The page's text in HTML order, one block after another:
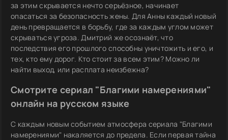
за этим скрывается нечто серьёзное, начинает
опасаться за безопасность жены. Для Анны каждый новый
день превращается в борьбу, где за каждым углом может
скрываться угроза. Дмитрий же осознаёт, что
последствия его прошлого способны уничтожить и его, и
тех, кто ему дорог. Кто стоит за всем этим? Можно ли
найти выход, или расплата неизбежна?
Смотрите сериал "Благими намерениями"
онлайн на русском языке
С каждым новым событием атмосфера сериала "Благими
намерениями" накаляется до предела. Если первая тайна